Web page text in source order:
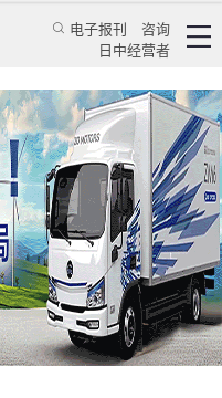
电子报刊
咨询
日中经营者
本地方城市巧借外